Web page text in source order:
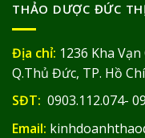
THẢO DƯỢC ĐỨC
Địa chỉ: 1236 Kha
Q.Thủ Đức, TP. Hồ
SĐT: 0903.112.074-
Email: